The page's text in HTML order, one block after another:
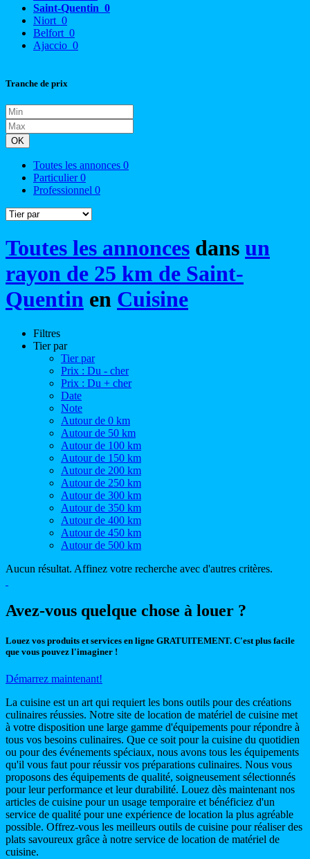
Saint-Quentin 0
Niort 0
Belfort 0
Ajaccio 0
Tranche de prix
OK
Toutes les annonces 0
Particulier0
Professionnel 0
Toutes les annonces dans un
rayon de 25 km de Saint-
Quentin en Cuisine
Filtres
Tier par
Tier par
Prix : Du - cher
Prix : Du + cher
Date
Note
Autour de 0 km
Autour de 50 km
Autour de 100 km
Autour de 150 km
Autour de 200 km
Autour de 250 km
Autour de 300 km
Autour de 350 km
Autour de 400 km
Autour de 450 km
Autour de 500 km
Aucun résultat. Affinez votre recherche avec d'autres critères.
Avez-vous quelque chose à louer ?
Louez vos produits et services en ligne GRATUITEMENT. C'est plus facile
que vous pouvez l'imaginer !
Démarrez maintenant!
La cuisine est un art qui requiert les bons outils pour des créations
culinaires réussies. Notre site de location de matériel de cuisine met
à votre disposition une large gamme d'équipements pour répondre à
tous vos besoins culinaires. Que ce soit pour la cuisine du quotidien
ou pour des événements spéciaux, nous avons tous les équipements
qu'il vous faut pour réussir vos préparations culinaires. Nous vous
proposons des équipements de qualité, soigneusement sélectionnés
pour leur performance et leur durabilité. Louez dès maintenant nos
articles de cuisine pour un usage temporaire et bénéficiez d'un
service de qualité pour une expérience de location la plus agréable
possible. Offrez-vous les meilleurs outils de cuisine pour réaliser des
plats savoureux grâce à notre service de location de matériel de
cuisine.